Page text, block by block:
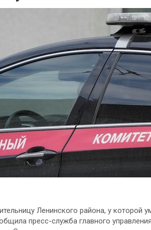
Ленинского района, у которой
пресс-служба главного